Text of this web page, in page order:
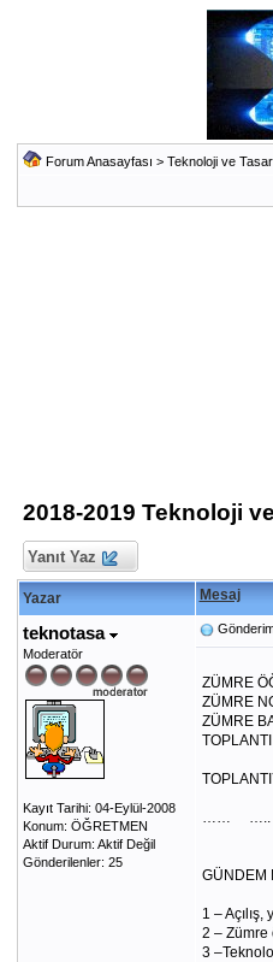
Forum Anasayfası > Teknoloji ve
2018-2019 Teknoloji ve
Yanıt Yaz
Yazar Mesaj
teknotasa
Moderatör
Kayıt Tarihi: 04-Eylül-2008
Konum: ÖĞRETMEN
Aktif Durum: Aktif Değil
Gönderilenler: 25
2010
ZÜMRE
ZÜMRE
ZÜMRE
…… …..
GÜNDEM
1 – Açılış,
2 – Zümre
3